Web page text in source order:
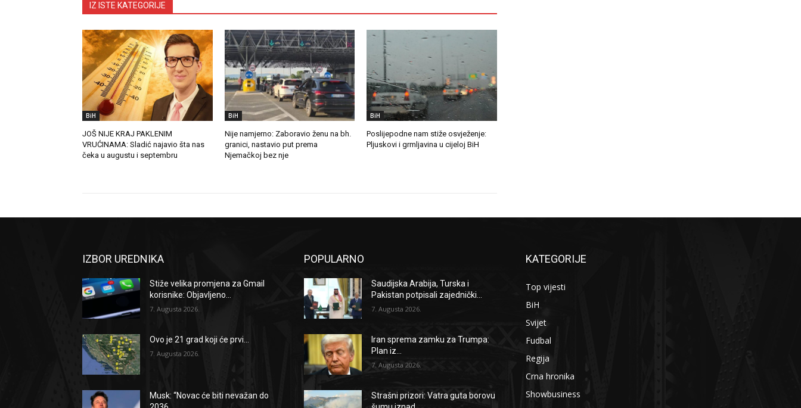
IZ ISTE KATEGORIJE
BiH
JOŠ NIJE KRAJ PAKLENIM
VRUĆINAMA: Sladić najavio šta nas
čeka u augustu i septembru
BiH
Nije namjerno: Zaboravio ženu na bh.
granici, nastavio put prema
Njemačkoj bez nje
BiH
Poslijepodne nam stiže osvježenje:
Pljuskovi i grmljavina u cijeloj BiH
IZBOR UREDNIKA
Stiže velika promjena za Gmail
korisnike: Objavljeno...
7. Augusta 2026.
Ovo je 21 grad koji će prvi...
7. Augusta 2026.
Musk: “Novac će biti nevažan do
POPULARNO
Saudijska Arabija, Turska i
Pakistan potpisali zajednički...
7. Augusta 2026.
Iran sprema zamku za Trumpa:
Plan iz...
7. Augusta 2026.
Strašni prizori: Vatra guta borovu
KATEGORIJE
Top vijesti
BiH
Svijet
Fudbal
Regija
Crna hronika
Showbusiness